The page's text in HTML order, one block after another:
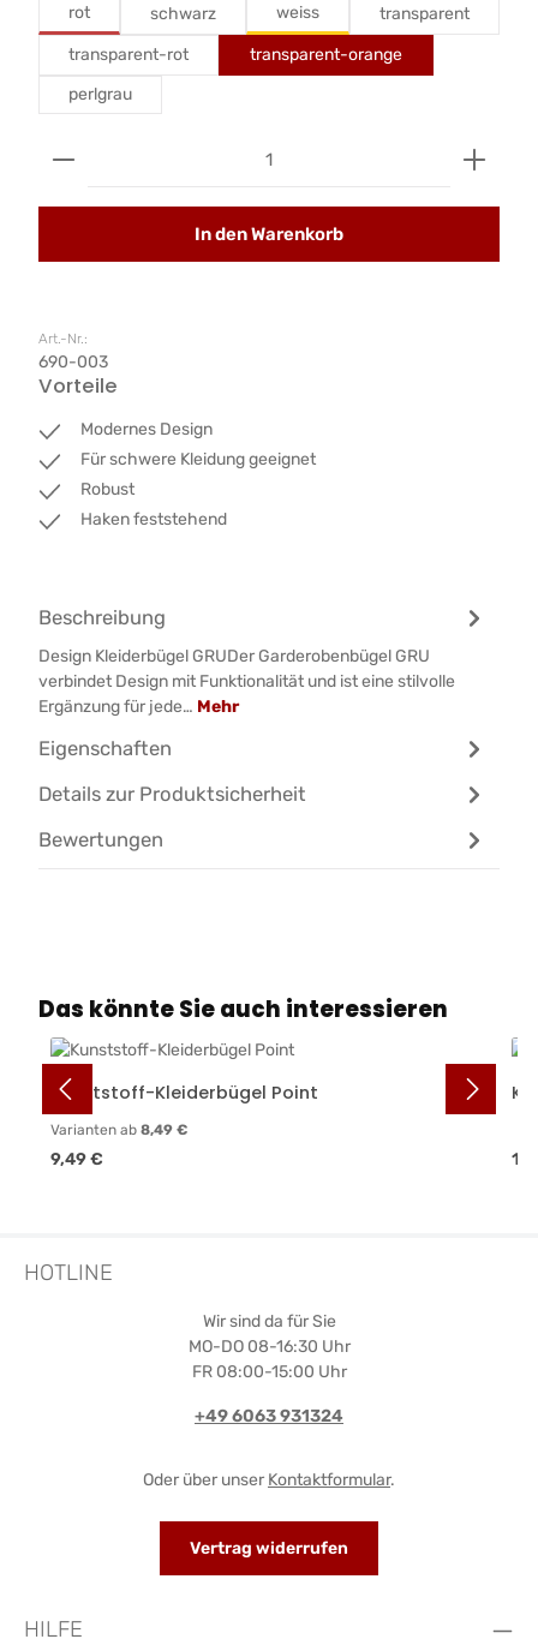
rot schwarz weiss
transparent
transparent-rot
transparent-orange
perlgrau
Produkt Anzahl: Gib den gewünschten Wert
In den Warenkorb
Art.-Nr.:
690-003
Vorteile
Modernes Design
Für schwere Kleidung geeignet
Robust
Haken feststehend
Beschreibung
Design Kleiderbügel GRUDer Garderobenbügel GRU
verbindet Design mit Funktionalität und ist eine stilvolle
Ergänzung für jede… Mehr
Eigenschaften
Details zur Produktsicherheit
Bewertungen
Produktgalerie überspringen
Das könnte Sie auch interessieren
Kunststoff-Kleiderbügel Point
Varianten ab 8,49 €
Regulärer Preis:
9,49 €
HOTLINE
Wir sind da für Sie
MO-DO 08-16:30 Uhr
FR 08:00-15:00 Uhr
+49 6063 931324
Oder über unser Kontaktformular.
Vertrag widerrufen
HILFE